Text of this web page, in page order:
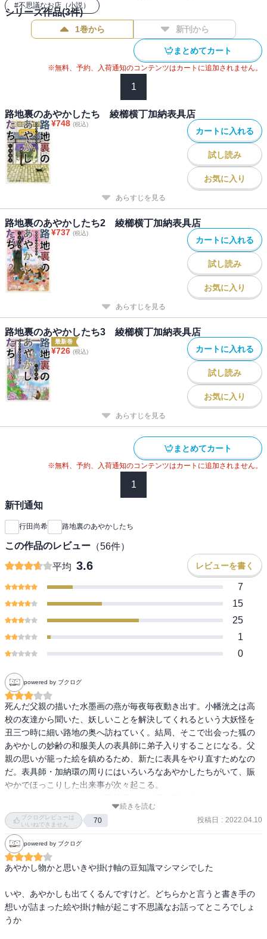
#不思議なお店（小説）
シリーズ作品(3件)
1巻から 新刊から
まとめてカート
※無料、予約、入荷通知のコンテンツはカートに追加されません。
1
路地裏のあやかしたち 綾櫛横丁加納表具店
¥748 (税込)
カートに入れる
試し読み
お気に入り
あらすじを見る
路地裏のあやかしたち2 綾櫛横丁加納表具店
¥737 (税込)
カートに入れる
試し読み
お気に入り
あらすじを見る
路地裏のあやかしたち3 綾櫛横丁加納表具店
最新巻
¥726 (税込) カートに入れる
試し読み
お気に入り
あらすじを見る
まとめてカート
※無料、予約、入荷通知のコンテンツはカートに追加されません。
1
新刊通知
行田尚希 路地裏のあやかしたち
この作品のレビュー （56件）
平均 3.6 レビューを書く
7
15
25
1
0
powered by ブクログ
死んだ父親の描いた水墨画の燕が毎夜毎夜動き出す。小幡洸之は高
校の友達から聞いた、妖しいことを解決してくれるという大妖怪を
丑三つ時に細い路地の奥へ訪ねていく。結局、そこで出会った狐の
あやかしの妙齢の和服美人の表具師に弟子入りすることになる。父
親の思いが籠った絵を鎮めるため、新たに表具をやり直すためなの
だ。表具師・加納環の周りにはいろいろなあやかしたちがいて、賑
やかでほっこりした出来事が次々起こる。
主人公と同じように、入り浸りになってしまうだろうな。
続きを読む
ブクログレビューは
いいねできません
70 投稿日 : 2022.04.10
powered by ブクログ
あやかし物かと思いきや掛け軸の豆知識マシマシでした
いや、あやかしも出てくるんですけど。どちらかと言うと書き手の
想いが詰まった絵や掛け軸が起こす不思議なお話ってところでしょ
うか